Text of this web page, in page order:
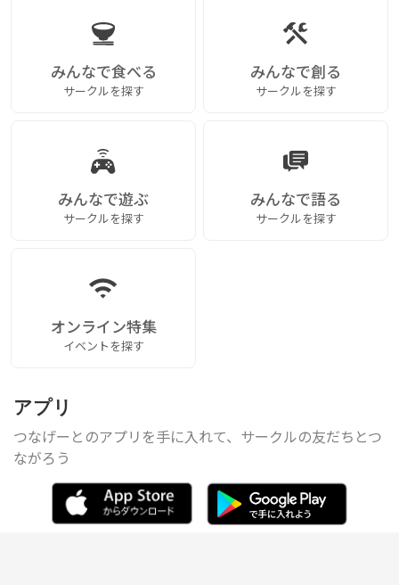
みんなで食べる
サークルを探す
みんなで創る
サークルを探す
みんなで遊ぶ
サークルを探す
みんなで語る
サークルを探す
オンライン特集
イベントを探す
アプリ
つなげーとのアプリを手に入れて、サークルの友だちとつ
ながろう